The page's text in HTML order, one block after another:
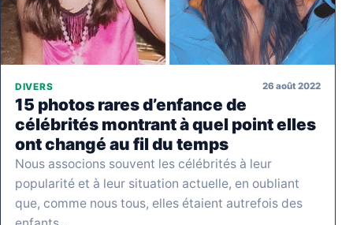
DIVERS 26 août 2022
15 photos rares d’enfance de
célébrités montrant à quel point elles
ont changé au fil du temps
Nous associons souvent les célébrités à leur
popularité et à leur situation actuelle, en oubliant
que, comme nous tous, elles étaient autrefois des